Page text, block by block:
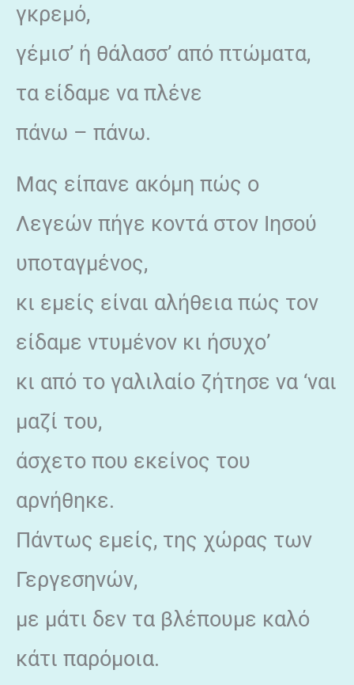
γκρεμό,
γέμισ’ ή θάλασσ’ από πτώματα,
τα είδαμε να πλένε
πάνω – πάνω.
Μας είπανε ακόμη πώς ο
Λεγεών πήγε κοντά στον Ιησού
υποταγμένος,
κι εμείς είναι αλήθεια πώς τον
είδαμε ντυμένον κι ήσυχο’
κι από το γαλιλαίο ζήτησε να ‘ναι
μαζί του,
άσχετο που εκείνος του
αρνήθηκε.
Πάντως εμείς, της χώρας των
Γεργεσηνών,
με μάτι δεν τα βλέπουμε καλό
κάτι παρόμοια.